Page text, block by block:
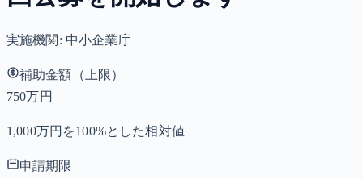
実施機関: 中小企業庁
補助金額（上限）
750万円
1,000万円を100%とした相対値
申請期限